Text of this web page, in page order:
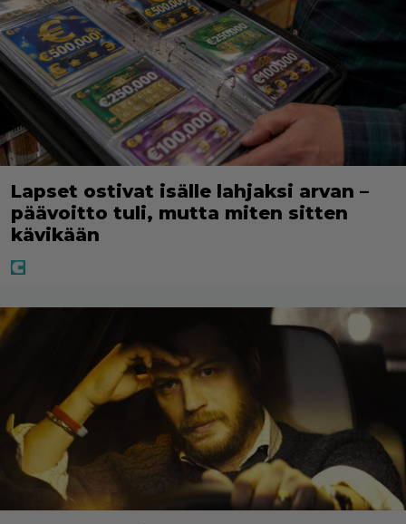
Lapset ostivat isälle lahjaksi arvan –
päävoitto tuli, mutta miten sitten
kävikään